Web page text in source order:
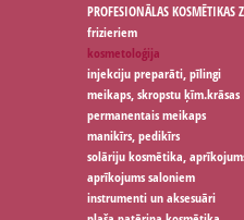
PROFESIONĀLAS KOSMĒTIKAS
frizieriem
kosmetoloģija
injekciju preparāti, pīlingi
meikaps, skropstu ķīm.krāsas
permanentais meikaps
manikīrs, pedikīrs
solāriju kosmētika,
aprīkojums saloniem
instrumenti un aksesuāri